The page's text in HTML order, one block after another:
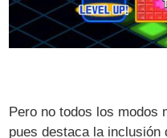
Pero no todos los modos
pues destaca la inclusión